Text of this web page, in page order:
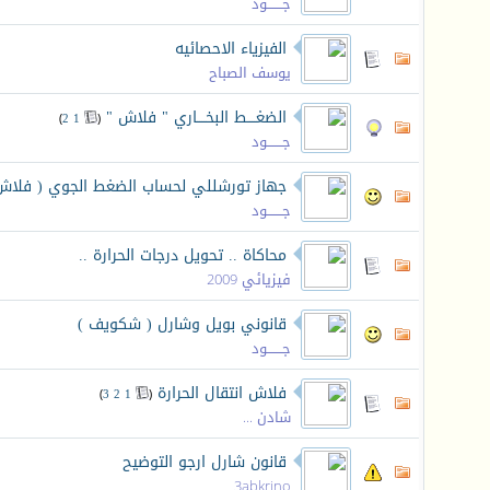
الفيزياء الاحصائيه
يوسف الصباح
الضغــــط البخــــاري " فلاش " (
1
2
)
جـــــــود
جهاز تورشللي لحساب الضغط الجوي (
جـــــــود
محاكاة .. تحويل درجات الحرارة ..
فيزيائي 2009
قانوني بويل وشارل ( شكويف )
جـــــــود
فلاش انتقال الحرارة (
1
2
3
)
شادن ...
قانون شارل ارجو التوضيح